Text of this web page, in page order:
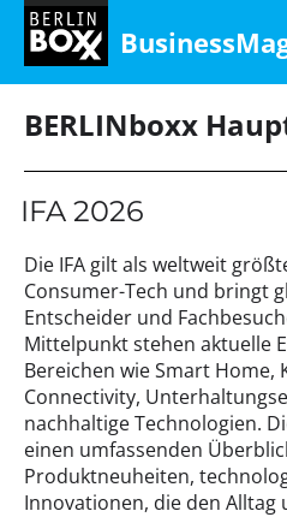
BERLINboxx
IFA 2026
Die IFA gilt als weltweit
Consumer-Tech und bringt
Entscheider und
Mittelpunkt stehen aktuelle
Bereichen wie Smart Home,
Connectivity,
nachhaltige Technologien.
einen umfassenden
Produktneuheiten,
Innovationen, die den